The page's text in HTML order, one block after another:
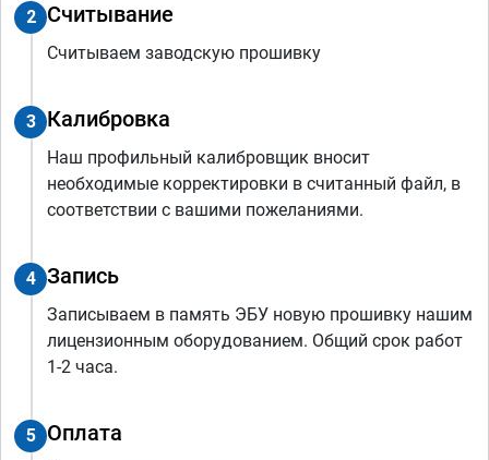
2 Считывание
Считываем заводскую прошивку
3 Калибровка
Наш профильный калибровщик вносит
необходимые корректировки в считанный файл, в
соответствии с вашими пожеланиями.
4 Запись
Записываем в память ЭБУ новую прошивку нашим
лицензионным оборудованием. Общий срок работ
1-2 часа.
5 Оплата